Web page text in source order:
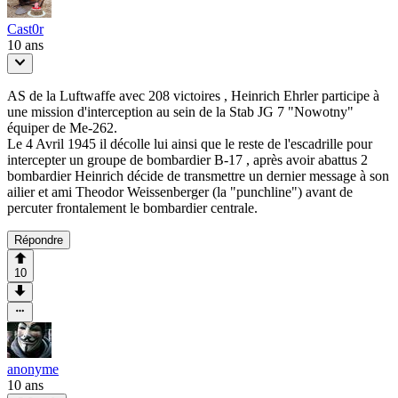
Cast0r
10 ans
AS de la Luftwaffe avec 208 victoires , Heinrich Ehrler participe à
une mission d'interception au sein de la Stab JG 7 "Nowotny"
équiper de Me-262.
Le 4 Avril 1945 il décolle lui ainsi que le reste de l'escadrille pour
intercepter un groupe de bombardier B-17 , après avoir abattus 2
bombardier Heinrich décide de transmettre un dernier message à son
ailier et ami Theodor Weissenberger (la "punchline") avant de
percuter frontalement le bombardier centrale.
Répondre
10
anonyme
10 ans